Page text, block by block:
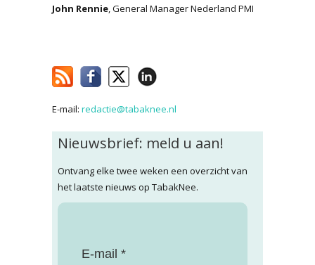
John Rennie, General Manager Nederland PMI
E-mail: redactie@tabaknee.nl
Nieuwsbrief: meld u aan!
Ontvang elke twee weken een overzicht van
het laatste nieuws op TabakNee.
E-mail *